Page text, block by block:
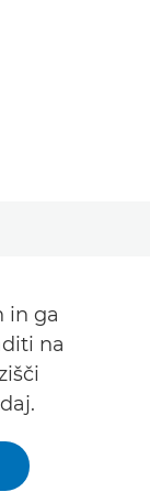
in ga
na